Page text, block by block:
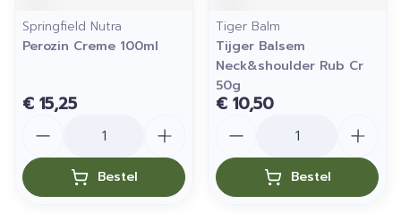
Springfield Nutra
Perozin Creme 100ml
€ 15,25
Bestel
Tiger Balm
Tijger Balsem
Neck&shoulder Rub Cr
50g
€ 10,50
Bestel